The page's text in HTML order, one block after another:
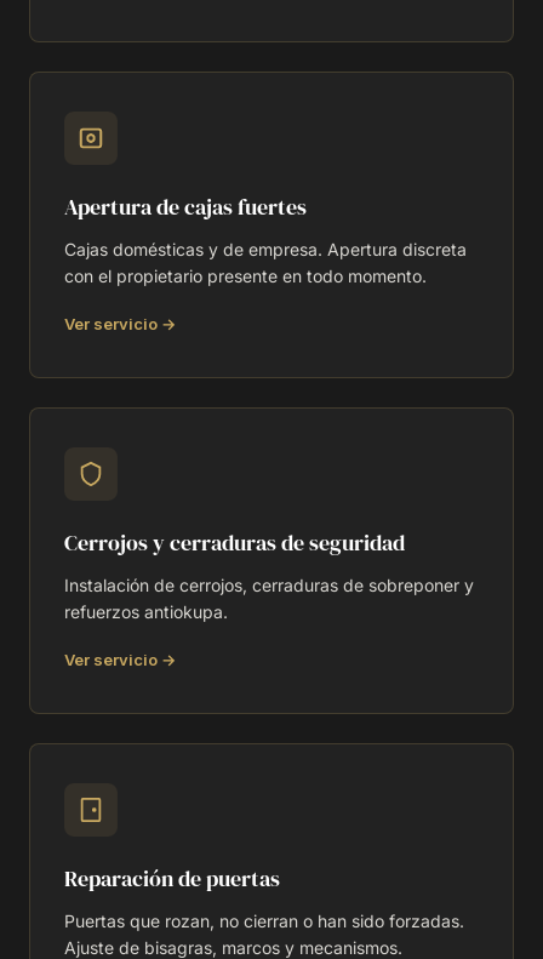
Apertura de cajas fuertes
Cajas domésticas y de empresa. Apertura discreta
con el propietario presente en todo momento.
Ver servicio →
Cerrojos y cerraduras de seguridad
Instalación de cerrojos, cerraduras de sobreponer y
refuerzos antiokupa.
Ver servicio →
Reparación de puertas
Puertas que rozan, no cierran o han sido forzadas.
Ajuste de bisagras, marcos y mecanismos.